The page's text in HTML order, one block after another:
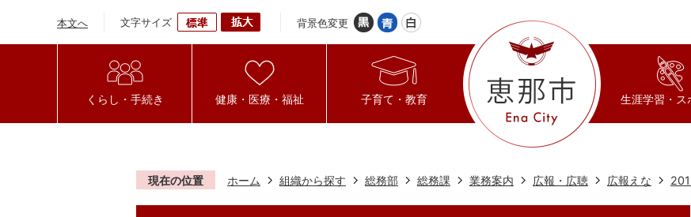
本文へ 文字サイズ 背景色変更
くらし・手続き 健康・医療・福祉 子育て・教育 生涯学習・ス
現在の位置 ホーム 組織から探す 総務部 総務課 業務案内 広報・広聴 広報えな